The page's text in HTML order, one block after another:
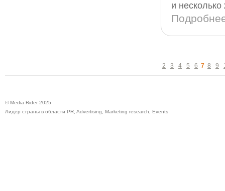
и
2 3 4 5 6 7 8 9
© Media Rider 2025
Лидер страны в области PR, Advertising, Marketing research, Events